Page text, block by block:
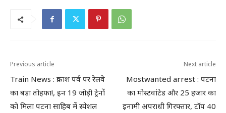
Previous article
Train News : प्रकाश पर्व पर रेलवे
का बड़ा तोहफा!, इन 19 जोड़ी ट्रेनों
को मिला पटना साहिब में स्पेशल
Next article
Mostwanted arrest : पटना
का मोस्टवांटेड और 25 हजार का
इनामी अपराधी गिरफ्तार, टॉप 40